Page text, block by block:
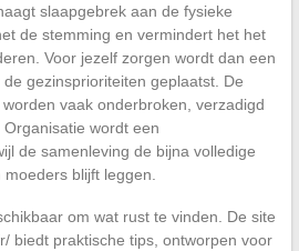
slaapgebrek aan de fysieke
de stemming en vermindert het het
Voor jezelf zorgen wordt dan een
gezinsprioriteiten geplaatst. De
vaak onderbroken, verzadigd
wordt een
de samenleving de bijna volledige
blijft leggen.
om wat rust te vinden. De site
biedt praktische tips, ontworpen voor